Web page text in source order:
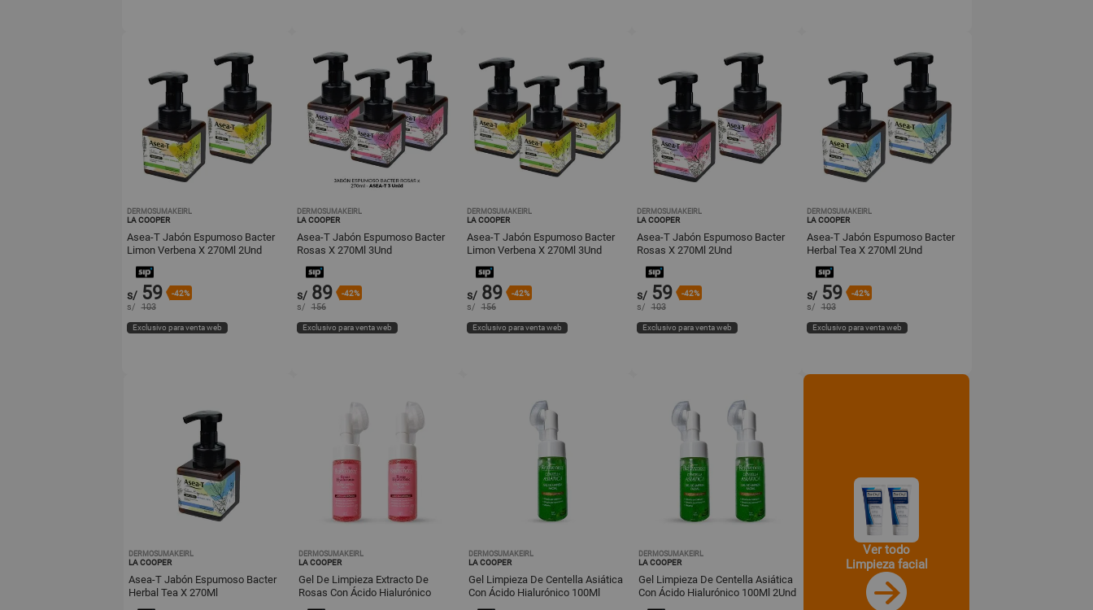
DERMOSUMAKEIRL
LA COOPER
Asea-T Jabón Espumoso Bacter
Limon Verbena X 270Ml 2Und
s/ 59 -42%
s/ 103
Exclusivo para venta web
DERMOSUMAKEIRL
LA COOPER
Asea-T Jabón Espumoso Bacter
Rosas X 270Ml 3Und
s/ 89 -42%
s/ 156
Exclusivo para venta web
DERMOSUMAKEIRL
LA COOPER
Asea-T Jabón Espumoso Bacter
Limon Verbena X 270Ml 3Und
s/ 89 -42%
s/ 156
Exclusivo para venta web
DERMOSUMAKEIRL
LA COOPER
Asea-T Jabón Espumoso Bacter
Rosas X 270Ml 2Und
s/ 59 -42%
s/ 103
Exclusivo para venta web
DERMOSUMAKEIRL
LA COOPER
Asea-T Jabón Espumoso Bacter
Herbal Tea X 270Ml 2Und
s/ 59 -42%
s/ 103
Exclusivo para venta web
DERMOSUMAKEIRL
LA COOPER
Asea-T Jabón Espumoso Bacter
Herbal Tea X 270Ml
DERMOSUMAKEIRL
LA COOPER
Gel De Limpieza Extracto De
Rosas Con Ácido Hialurónico
DERMOSUMAKEIRL
LA COOPER
Gel Limpieza De Centella Asiática
Con Ácido Hialurónico 100Ml
DERMOSUMAKEIRL
LA COOPER
Gel Limpieza De Centella Asiática
Con Ácido Hialurónico 100Ml 2Und
Ver todo
Limpieza facial